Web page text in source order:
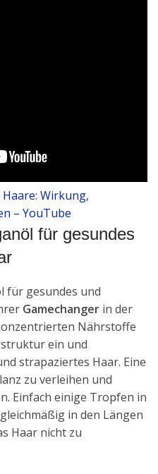
Wirkung,
– YouTube
für gesundes
für gesundes und
Gamechanger in der
Nährstoffe
ein und
strapaziertes Haar. Eine
zu verleihen und
Einfach einige Tropfen in
in den Längen
Haar nicht zu